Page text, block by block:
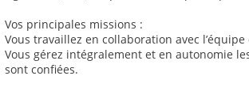
Vos principales missions :
Vous travaillez en collaboration avec
Vous gérez intégralement et en autonomie
sont confiées.